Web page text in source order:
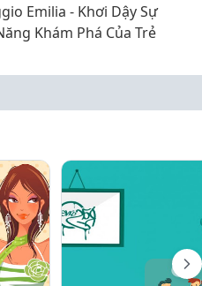
Emilia - Khơi Dậy Sự
Khám Phá Của Trẻ